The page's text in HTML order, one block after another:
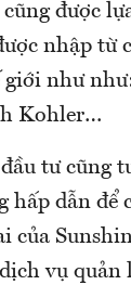
được
nhập từ
như
Kohler…
tư cũng
hấp dẫn để
của
vụ quản